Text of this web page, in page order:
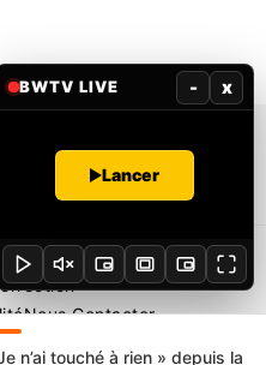
Google Play
Mentions légales
Nous Contacter
n’ai touché à rien » depuis la
BWTV LIVE - x
Lancer